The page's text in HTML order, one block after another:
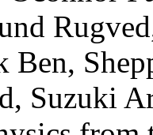
Rugved
Ben,
, Suzuki